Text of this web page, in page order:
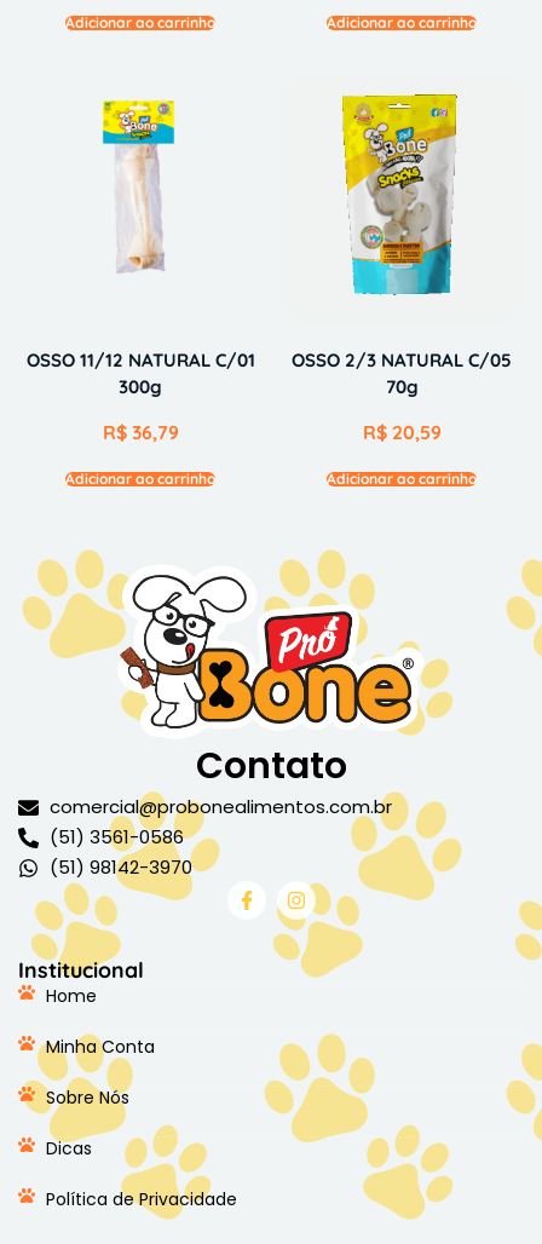
Adicionar ao carrinho Adicionar ao carrinho
OSSO 11/12 NATURAL C/01
300g
R$36,79
Adicionar ao carrinho
OSSO 2/3 NATURAL C/05
70g
R$20,59
Adicionar ao carrinho
Contato
comercial@probonealimentos.com.br
(51) 3561-0586
(51) 98142-3970
Institucional
Home
Minha Conta
Sobre Nós
Dicas
Política de Privacidade